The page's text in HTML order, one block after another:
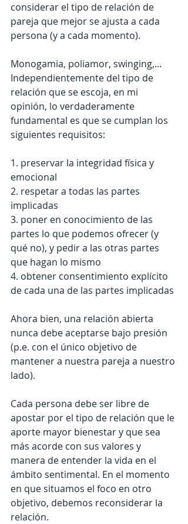
considerar el tipo de relación de
pareja que mejor se ajusta a cada
persona (y a cada momento).
Monogamia, poliamor, swinging,...
Independientemente del tipo de
relación que se escoja, en mi
opinión, lo verdaderamente
fundamental es que se cumplan los
siguientes requisitos:
1. preservar la integridad física y
emocional
2. respetar a todas las partes
implicadas
3. poner en conocimiento de las
partes lo que podemos ofrecer (y
qué no), y pedir a las otras partes
que hagan lo mismo
4. obtener consentimiento explícito
de cada una de las partes implicadas
Ahora bien, una relación abierta
nunca debe aceptarse bajo presión
(p.e. con el único objetivo de
mantener a nuestra pareja a nuestro
lado).
Cada persona debe ser libre de
apostar por el tipo de relación que le
aporte mayor bienestar y que sea
más acorde con sus valores y
manera de entender la vida en el
ámbito sentimental. En el momento
en que situamos el foco en otro
objetivo, debemos reconsiderar la
relación.